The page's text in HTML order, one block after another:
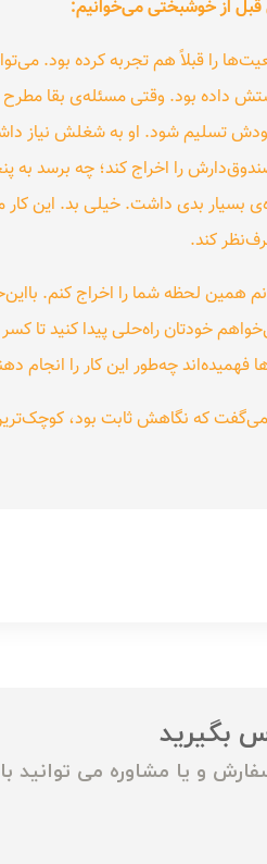
از خوشبختی می‌خوانیم:
را قبلاً هم تجربه کرده بود.
داده بود. وقتی مسئله‌ی بقا مطرح
تسلیم شود. او به شغلش نیاز
را اخراج کند؛ چه برسد
بسیار بدی داشت. خیلی بد. این
کند.
همین لحظه شما را اخراج کنم.
خودتان راه‌حلی پیدا کنید تا
فهمیده‌اند چه‌طور این کار را انجام
می‌گفت که نگاهش ثابت بود،
بگیرید
و یا مشاوره می توانید